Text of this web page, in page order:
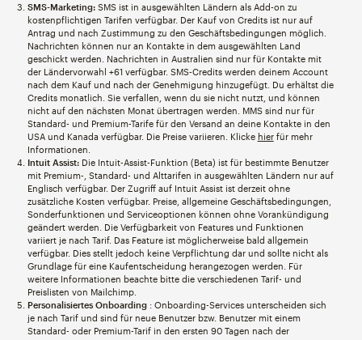
SMS-Marketing:SMS ist in ausgewählten Ländern als Add-on zu
kostenpflichtigen Tarifen verfügbar. Der Kauf von Credits ist nur auf
Antrag und nach Zustimmung zu den Geschäftsbedingungen möglich.
Nachrichten können nur an Kontakte in dem ausgewählten Land
geschickt werden. Nachrichten in Australien sind nur für Kontakte mit
der Ländervorwahl +61 verfügbar. SMS-Credits werden deinem Account
nach dem Kauf und nach der Genehmigung hinzugefügt. Du erhältst die
Credits monatlich. Sie verfallen, wenn du sie nicht nutzt, und können
nicht auf den nächsten Monat übertragen werden. MMS sind nur für
Standard- und Premium-Tarife für den Versand an deine Kontakte in den
USA und Kanada verfügbar. Die Preise variieren. Klicke hierfür mehr
Informationen.
Intuit Assist:Die Intuit-Assist-Funktion (Beta) ist für bestimmte Benutzer
mit Premium-, Standard- und Alttarifen in ausgewählten Ländern nur auf
Englisch verfügbar. Der Zugriff auf Intuit Assist ist derzeit ohne
zusätzliche Kosten verfügbar. Preise, allgemeine Geschäftsbedingungen,
Sonderfunktionen und Serviceoptionen können ohne Vorankündigung
geändert werden. Die Verfügbarkeit von Features und Funktionen
variiert je nach Tarif. Das Feature ist möglicherweise bald allgemein
verfügbar. Dies stellt jedoch keine Verpflichtung dar und sollte nicht als
Grundlage für eine Kaufentscheidung herangezogen werden. Für
weitere Informationen beachte bitte die verschiedenen Tarif- und
Preislisten von Mailchimp.
Personalisiertes Onboarding: Onboarding-Services unterscheiden sich
je nach Tarif und sind für neue Benutzer bzw. Benutzer mit einem
Standard- oder Premium-Tarif in den ersten 90 Tagen nach der